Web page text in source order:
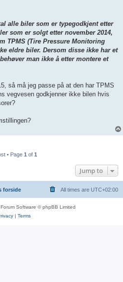
alle biler som er typegodkjent etter
som er solgt etter november 2014,
TPMS (Tire Pressure Monitoring
eldre biler. Dersom disse ikke har et
man ikke å etter montere et
så må jeg passe på at den har TPMS
vegvesen godkjenner ikke bilen hvis
• Page 1 of 1
Jump to
forside All times are UTC+02:00
Software © phpBB Limited
| Terms